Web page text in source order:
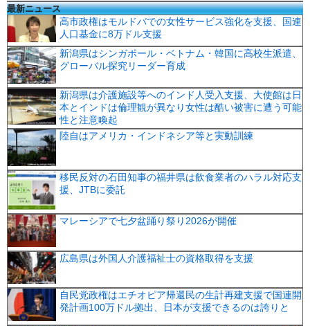
最新ニュース
高市政権はモルドバでの女性サービス強化を支援、国連
人口基金に8万ドル支援
新潟県はシンガポール・ベトナム・韓国に高校生派遣、
グローバル探究リーダー育成
新潟県は介護施設等へのインド人受入支援、大使館は日
本とインドは倫理観が異なり女性は酷い被害に遭う可能
性と注意喚起
陸自はアメリカ・インドネシア等と実動訓練
移民反対の石田知事の福井県は飲食業者のハラル対応支
援、JTBに委託
マレーシアで七夕盆踊り祭り2026が開催
広島県は外国人介護福祉士の資格取得を支援
自民党政権はエチオピア帰還民の生計再建支援で国連開
発計画100万ドル拠出、日本が支援できるのは誇りと